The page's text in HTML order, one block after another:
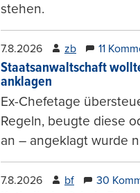
stehen.
7.8.2026 zb 11
Staatsanwaltschaft
anklagen
Ex-Chefetage
Regeln, beugte diese
an – angeklagt wurde
7.8.2026 bf 30